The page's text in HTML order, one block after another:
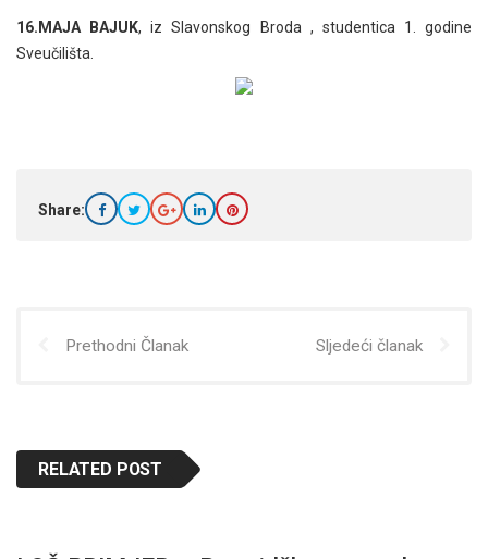
16.MAJA BAJUK, iz Slavonskog Broda , studentica 1. godine
Sveučilišta.
Share:
Prethodni Članak Sljedeći članak
RELATED POST